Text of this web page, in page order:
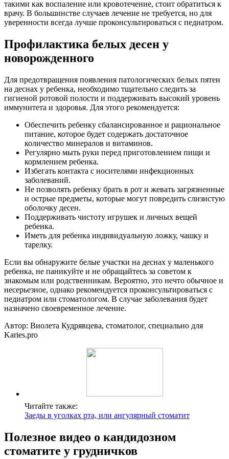
такими как воспаление или кровотечение, стоит обратиться к
врачу. В большинстве случаев лечение не требуется, но для
уверенности всегда лучше проконсультироваться с педиатром.
Профилактика белых десен у
новорожденного
Для предотвращения появления патологических белых пятен
на деснах у ребенка, необходимо тщательно следить за
гигиеной ротовой полости и поддерживать высокий уровень
иммунитета и здоровья. Для этого рекомендуется:
Обеспечить ребенку сбалансированное и рациональное
питание, которое будет содержать достаточное
количество минералов и витаминов.
Регулярно мыть руки перед приготовлением пищи и
кормлением ребенка.
Избегать контакта с носителями инфекционных
заболеваний.
Не позволять ребенку брать в рот и жевать загрязненные
и острые предметы, которые могут повредить слизистую
оболочку десен.
Поддерживать чистоту игрушек и личных вещей
ребенка.
Иметь для ребенка индивидуальную ложку, чашку и
тарелку.
Если вы обнаружите белые участки на деснах у маленького
ребенка, не паникуйте и не обращайтесь за советом к
знакомым или родственникам. Вероятно, это нечто обычное и
несерьезное, однако рекомендуется проконсультироваться с
педиатром или стоматологом. В случае заболевания будет
назначено своевременное лечение.
Автор: Виолета Кудрявцева, стоматолог, специально для
Karies.pro
Читайте также:
Заеды в уголках рта, или ангулярный стоматит
Полезное видео о кандидозном
стоматите у грудничков